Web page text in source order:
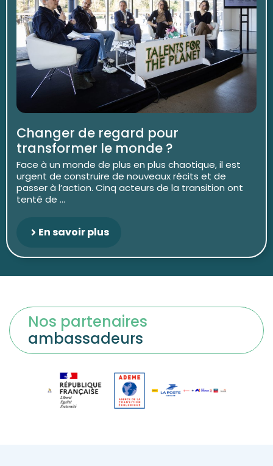
Changer de regard pour
transformer le monde ?
Face à un monde de plus en plus chaotique, il est
urgent de construire de nouveaux récits et de
passer à l’action. Cinq acteurs de la transition ont
tenté de ...
En savoir plus
Nos partenaires
ambassadeurs